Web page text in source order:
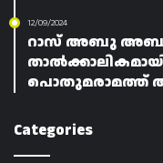
12/09/2024
റാസ് അബു
പൊതുമരാമത്ത്
Categories